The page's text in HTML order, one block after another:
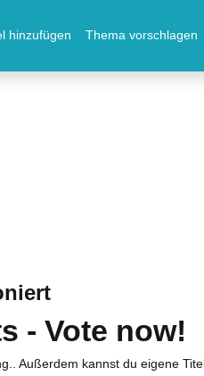
hinzufügen Thema vorschlagen
- Vote now!
Außerdem kannst du eigene Titel